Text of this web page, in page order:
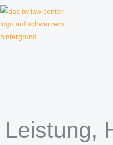
Zum
Leistung,